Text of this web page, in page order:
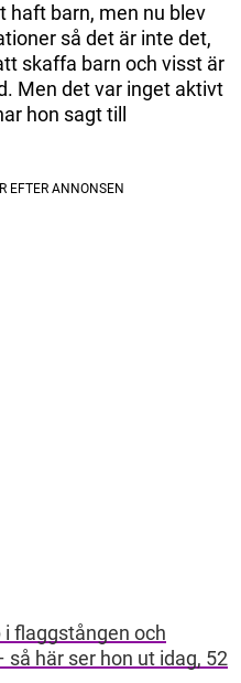
haft barn, men nu blev
så det är inte det,
skaffa barn och visst är
Men det var inget aktivt
hon sagt till
i flaggstången och
här ser hon ut idag, 52